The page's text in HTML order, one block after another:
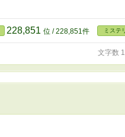
228,851 位 / 228,851件 ミステ
文字数